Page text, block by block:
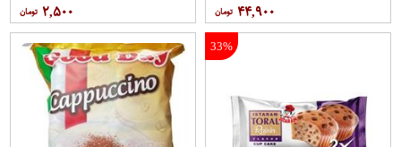
۴۴,۹۰۰ ۲,۵۰۰
33%